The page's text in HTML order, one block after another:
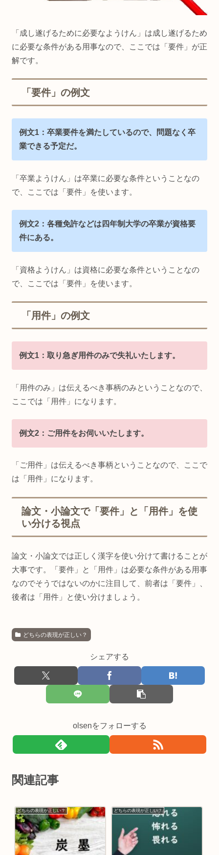
「成し遂げるために必要なようけん」は成し遂げるため
に必要な条件がある用事なので、ここでは「要件」が正
解です。
「要件」の例文
例文1：卒業要件を満たしているので、問題なく卒
業できる予定だ。
「卒業ようけん」は卒業に必要な条件ということなの
で、ここでは「要件」を使います。
例文2：各種免許などは 四年制大学の卒業が資格要
件にある。
「資格ようけん」は資格に必要な条件ということなの
で、ここでは「要件」を使います。
「用件」の例文
例文1：取り急ぎ用件のみで失礼いたします。
「用件のみ」は伝えるべき事柄のみということなので、
ここでは「用件」になります。
例文2：ご用件をお伺いいたします。
「ご用件」は伝えるべき事柄ということなので、ここで
は「用件」になります。
論文・小論文で「要件」と「用件」を使
い分ける視点
論文・小論文では正しく漢字を使い分けて書けることが
大事です。「要件」と「用件」は必要な条件がある用事
なのでそうではないのかに注目して、前者は「要件」、
後者は「用件」と使い分けましょう。
どちらの表現が正しい？
シェアする
olsenをフォローする
関連記事
どちらの表現が正しい？ どちらの表現が正しい？